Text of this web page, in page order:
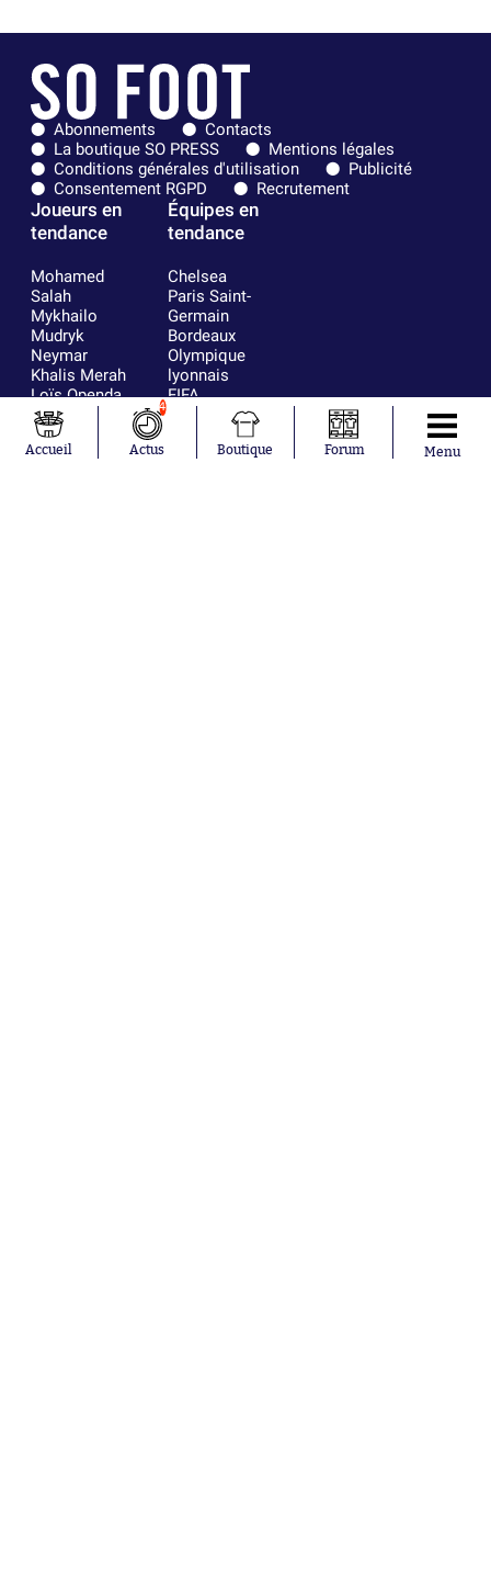
Abonnements
Contacts
La boutique SO PRESS
Mentions légales
Conditions générales d'utilisation
Publicité
Consentement RGPD
Recrutement
Joueurs en
tendance
Mohamed
Salah
Mykhailo
Mudryk
Neymar
Khalis Merah
Loïs Openda
Moussa
Niakhaté
Nicolás
Équipes en
tendance
Chelsea
Paris Saint-
Germain
Bordeaux
Olympique
lyonnais
FIFA
Real Madrid
RC Strasbourg
AC Milan
Accueil
4
Actus Boutique Forum Menu